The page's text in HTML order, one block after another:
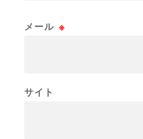
メール ※
サイト